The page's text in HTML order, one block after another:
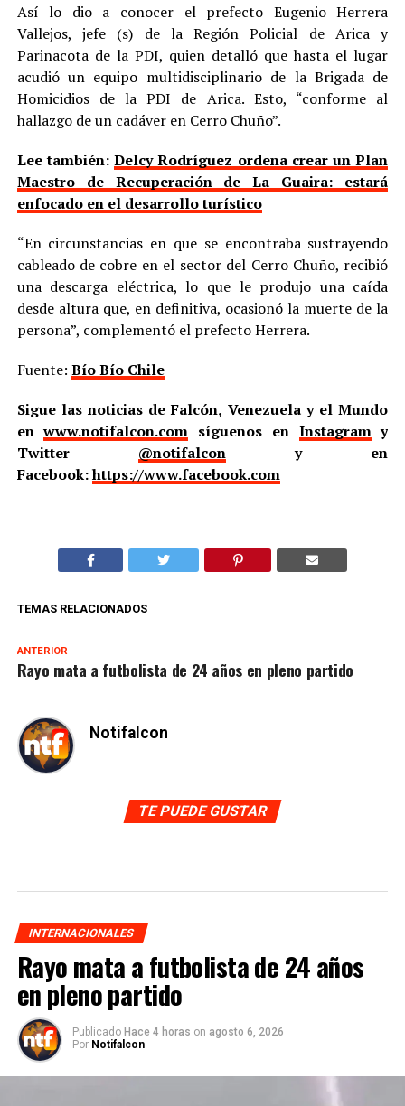
Así lo dio a conocer el prefecto Eugenio Herrera
Vallejos, jefe (s) de la Región Policial de Arica y
Parinacota de la PDI, quien detalló que hasta el lugar
acudió un equipo multidisciplinario de la Brigada de
Homicidios de la PDI de Arica. Esto, “conforme al
hallazgo de un cadáver en Cerro Chuño”.
Lee también:Delcy Rodríguez ordena crear un Plan
Maestro de Recuperación de La Guaira: estará
enfocado en el desarrollo turístico
“En circunstancias en que se encontraba sustrayendo
cableado de cobre en el sector del Cerro Chuño, recibió
una descarga eléctrica, lo que le produjo una caída
desde altura que, en definitiva, ocasionó la muerte de la
persona”, complementó el prefecto Herrera.
Fuente: Bío Bío Chile
Sigue las noticias de Falcón, Venezuela y el Mundo
enwww.notifalcon.com síguenos en Instagramy
Twitter @notifalcony en
Facebook:https://www.facebook.com
TEMAS RELACIONADOS
ANTERIOR
Rayo mata a futbolista de 24 años en pleno partido
Notifalcon
TE PUEDE GUSTAR
INTERNACIONALES
Rayo mata a futbolista de 24 años
en pleno partido
Publicado Hace 4 horas on agosto 6, 2026
Por Notifalcon